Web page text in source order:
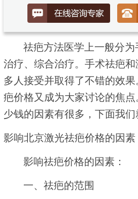
祛疤方法医学上一般分
治疗、综合治疗。手术祛疤
多人接受并取得了不错的效
疤价格又成为大家讨论的焦
少钱的因素有很多，下面我们
影响北京激光祛疤价格的因素
影响祛疤价格的因素：
一、祛疤的范围